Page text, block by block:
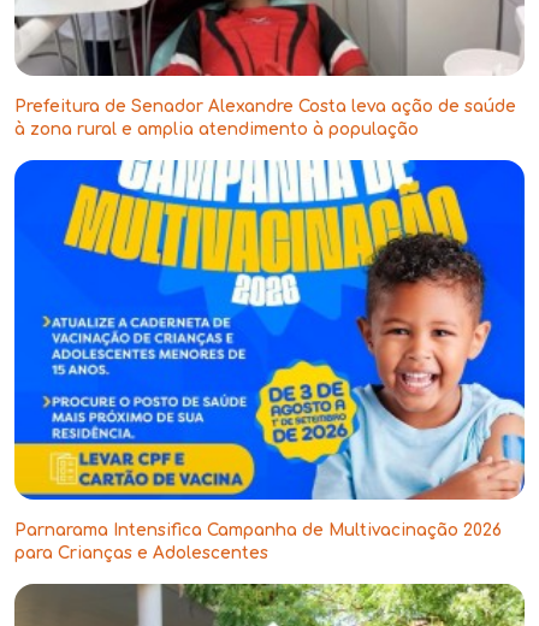
Prefeitura de Senador Alexandre Costa leva ação de saúde
à zona rural e amplia atendimento à população
Parnarama Intensifica Campanha de Multivacinação 2026
para Crianças e Adolescentes